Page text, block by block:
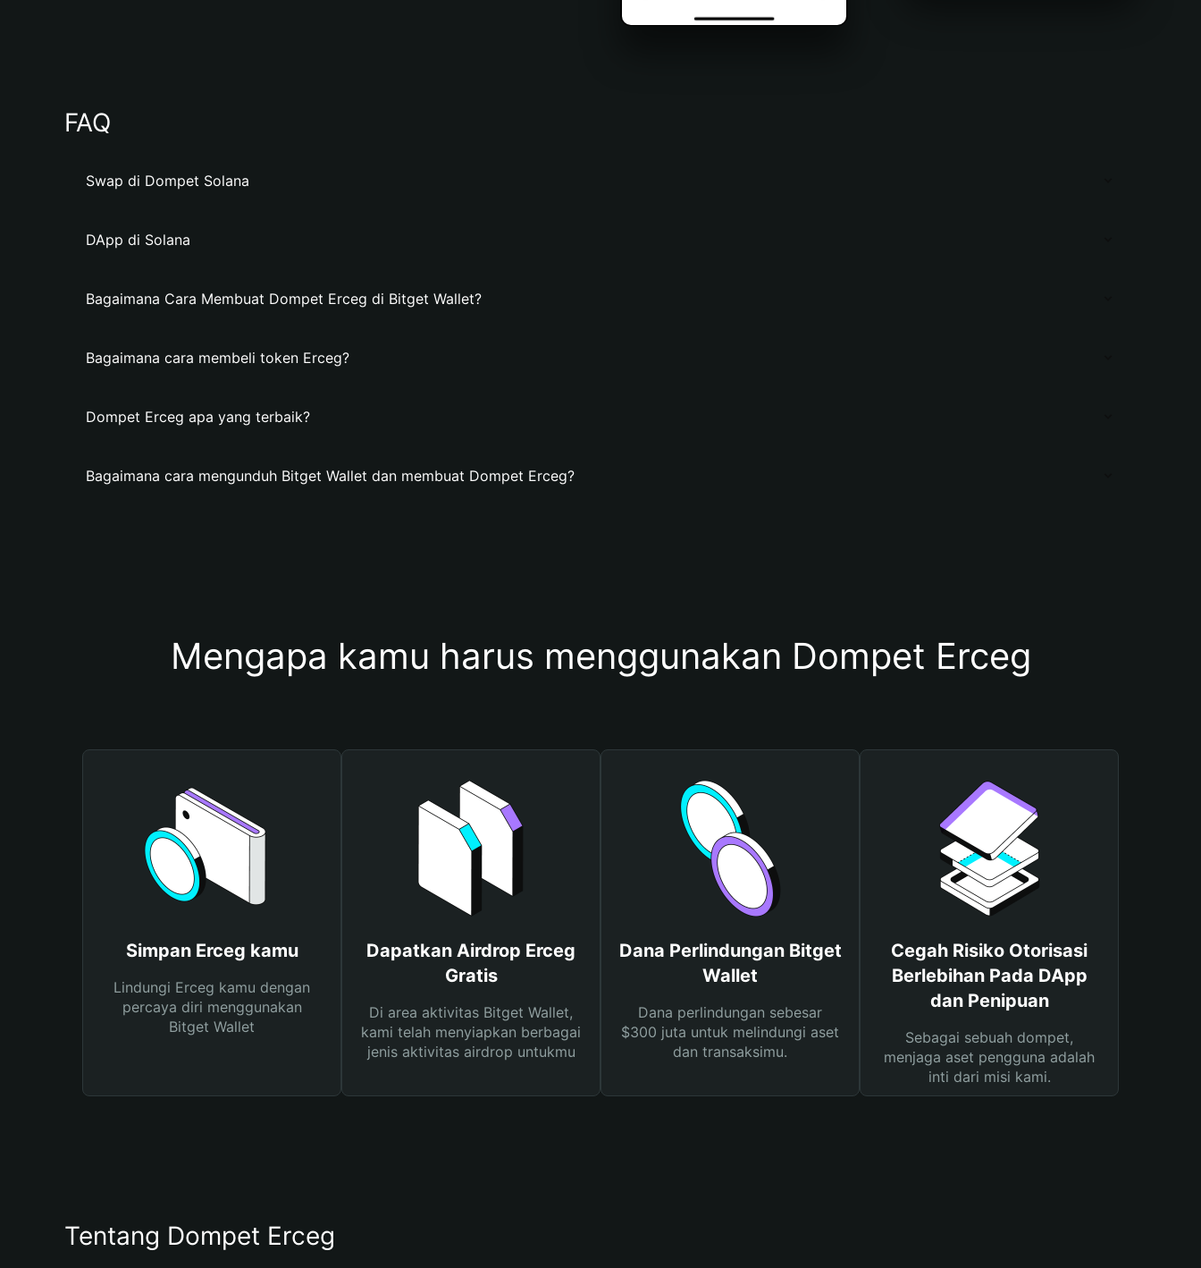
FAQ
Swap di Dompet Solana
DApp di Solana
Bagaimana Cara Membuat Dompet Erceg di Bitget Wallet?
Bagaimana cara membeli token Erceg?
Dompet Erceg apa yang terbaik?
Bagaimana cara mengunduh Bitget Wallet dan membuat Dompet Erceg?
Mengapa kamu harus menggunakan Dompet Erceg
Simpan Erceg kamu
Lindungi Erceg kamu dengan
percaya diri menggunakan
Bitget Wallet
Dapatkan Airdrop Erceg
Gratis
Di area aktivitas Bitget Wallet,
kami telah menyiapkan berbagai
jenis aktivitas airdrop untukmu
Dana Perlindungan Bitget
Wallet
Dana perlindungan sebesar
$300 juta untuk melindungi aset
dan transaksimu.
Cegah Risiko Otorisasi
Berlebihan Pada DApp
dan Penipuan
Sebagai sebuah dompet,
menjaga aset pengguna adalah
inti dari misi kami.
Tentang Dompet Erceg